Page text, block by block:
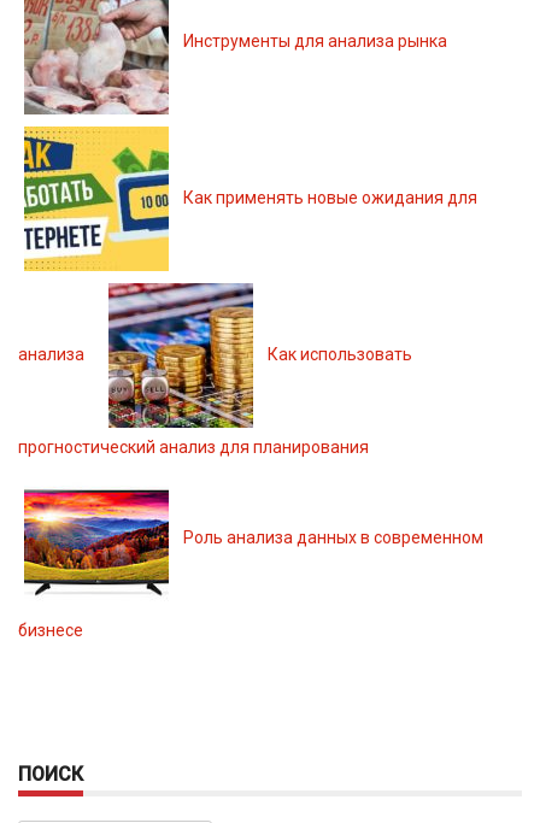
Инструменты для анализа рынка
Как применять новые ожидания для
анализа Как использовать
прогностический анализ для планирования
Роль анализа данных в современном
бизнесе
ПОИСК